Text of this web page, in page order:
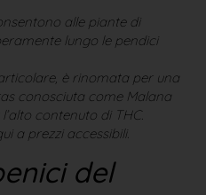
alle piante di
lungo le pendici
è rinomata per una
conosciuta come Malana
contenuto di THC.
a prezzi accessibili.
del